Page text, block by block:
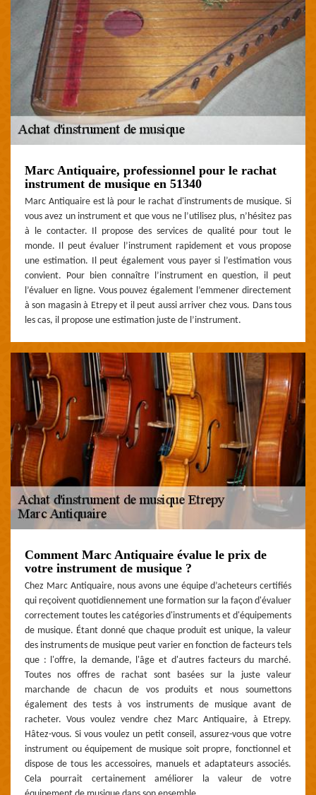
Marc Antiquaire, professionnel pour le rachat
instrument de musique en 51340
Marc Antiquaire est là pour le rachat d'instruments de musique. Si
vous avez un instrument et que vous ne l’utilisez plus, n’hésitez pas
à le contacter. Il propose des services de qualité pour tout le
monde. Il peut évaluer l’instrument rapidement et vous propose
une estimation. Il peut également vous payer si l’estimation vous
convient. Pour bien connaître l’instrument en question, il peut
l’évaluer en ligne. Vous pouvez également l’emmener directement
à son magasin à Etrepy et il peut aussi arriver chez vous. Dans tous
les cas, il propose une estimation juste de l’instrument.
Comment Marc Antiquaire évalue le prix de
votre instrument de musique ?
Chez Marc Antiquaire, nous avons une équipe d’acheteurs certifiés
qui reçoivent quotidiennement une formation sur la façon d'évaluer
correctement toutes les catégories d'instruments et d'équipements
de musique. Étant donné que chaque produit est unique, la valeur
des instruments de musique peut varier en fonction de facteurs tels
que : l'offre, la demande, l'âge et d'autres facteurs du marché.
Toutes nos offres de rachat sont basées sur la juste valeur
marchande de chacun de vos produits et nous soumettons
également des tests à vos instruments de musique avant de
racheter. Vous voulez vendre chez Marc Antiquaire, à Etrepy.
Hâtez-vous. Si vous voulez un petit conseil, assurez-vous que votre
instrument ou équipement de musique soit propre, fonctionnel et
dispose de tous les accessoires, manuels et adaptateurs associés.
Cela pourrait certainement améliorer la valeur de votre